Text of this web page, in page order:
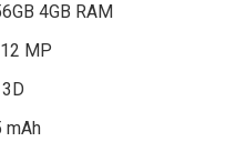
4GB RAM
MP
mAh